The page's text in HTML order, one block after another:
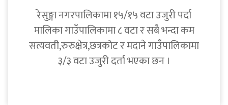
रेसुङ्गा नगरपालिकामा १५/१५ वटा उजुरी पर्दा
मालिका गाउँपालिकामा ८ वटा र सबै भन्दा कम
सत्यवती,रुरुक्षेत्र,छत्रकोट र मदाने गाउँपालिकामा
३/३ वटा उजुरी दर्ता भएका छन ।